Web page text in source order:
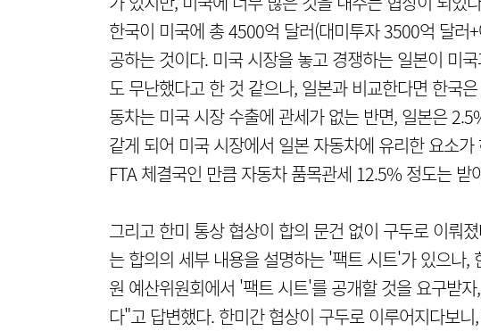
한국이 미국에 총 4500억 달러(대미투자 3500억 달러
공하는 것이다. 미국 시장을 놓고 경쟁하는 일본이 미
도 무난했다고 한 것 같으나, 일본과 비교한다면 한국
동차는 미국 시장 수출에 관세가 없는 반면, 일본은
같게 되어 미국 시장에서 일본 자동차에 유리한 요소
FTA 체결국인 만큼 자동차 품목관세 12.5% 정도는 받
그리고 한미 통상 협상이 합의 문건 없이 구두로 이뤄
는 합의의 세부 내용을 설명하는 '팩트 시트'가 있으나,
원 예산위원회에서 '팩트 시트'를 공개할 것을 요구받
다"고 답변했다. 한미간 협상이 구두로 이루어지다보